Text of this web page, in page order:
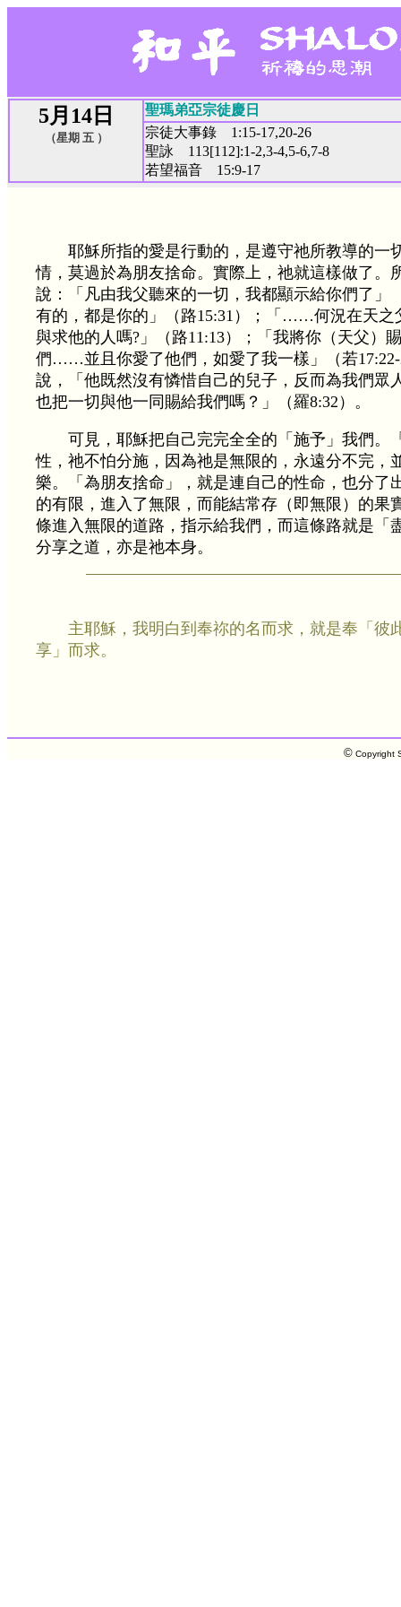
5月14日
（星期 五 ）
聖瑪弟亞宗徒慶日
宗徒大事錄 1:15-17,20-26
聖詠 113[112]:1-2,3-4,5-6,7-8
若望福音 15:9-17
耶穌所指的愛是行動的，是遵守祂所教導的一
情，莫過於為朋友捨命。實際上，祂就這樣做了。
說：「凡由我父聽來的一切，我都顯示給你們了」
有的，都是你的」（路15:31）；「……何況在天之
與求他的人嗎?」（路11:13）；「我將你（天父）
們……並且你愛了他們，如愛了我一樣」（若
說，「他既然沒有憐惜自己的兒子，反而為我們眾
也把一切與他一同賜給我們嗎？」（羅8:32）。
可見，耶穌把自己完完全全的「施予」我們。
性，祂不怕分施，因為祂是無限的，永遠分不完，
樂。「為朋友捨命」，就是連自己的性命，也分了
的有限，進入了無限，而能結常存（即無限）的果
條進入無限的道路，指示給我們，而這條路就是「
分享之道，亦是祂本身。
主耶穌，我明白到奉祢的名而求，就是奉「彼
享」而求。
© Copyright